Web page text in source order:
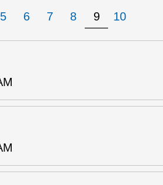
5 6 7 8 9 10